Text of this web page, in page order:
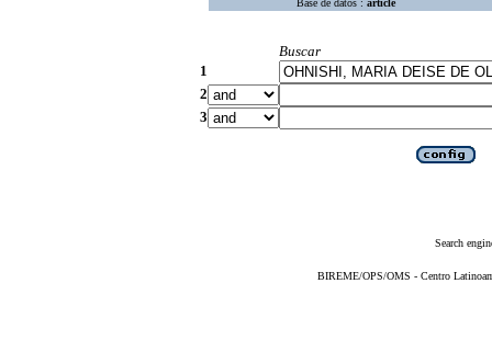
Base de datos : article
Buscar
1
2
3
Search
BIREME/OPS/OMS - Centro